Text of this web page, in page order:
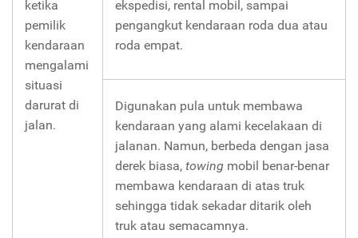
ketika
pemilik
kendaraan
mengalami
situasi
darurat di
jalan.
ekspedisi, rental mobil, sampai
pengangkut kendaraan roda dua atau
roda empat.
Digunakan pula untuk membawa
kendaraan yang alami kecelakaan di
jalanan. Namun, berbeda dengan jasa
derek biasa, towing mobil benar-benar
membawa kendaraan di atas truk
sehingga tidak sekadar ditarik oleh
truk atau semacamnya.